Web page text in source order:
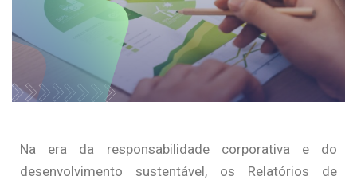
Na era da responsabilidade corporativa e do
desenvolvimento sustentável, os Relatórios de